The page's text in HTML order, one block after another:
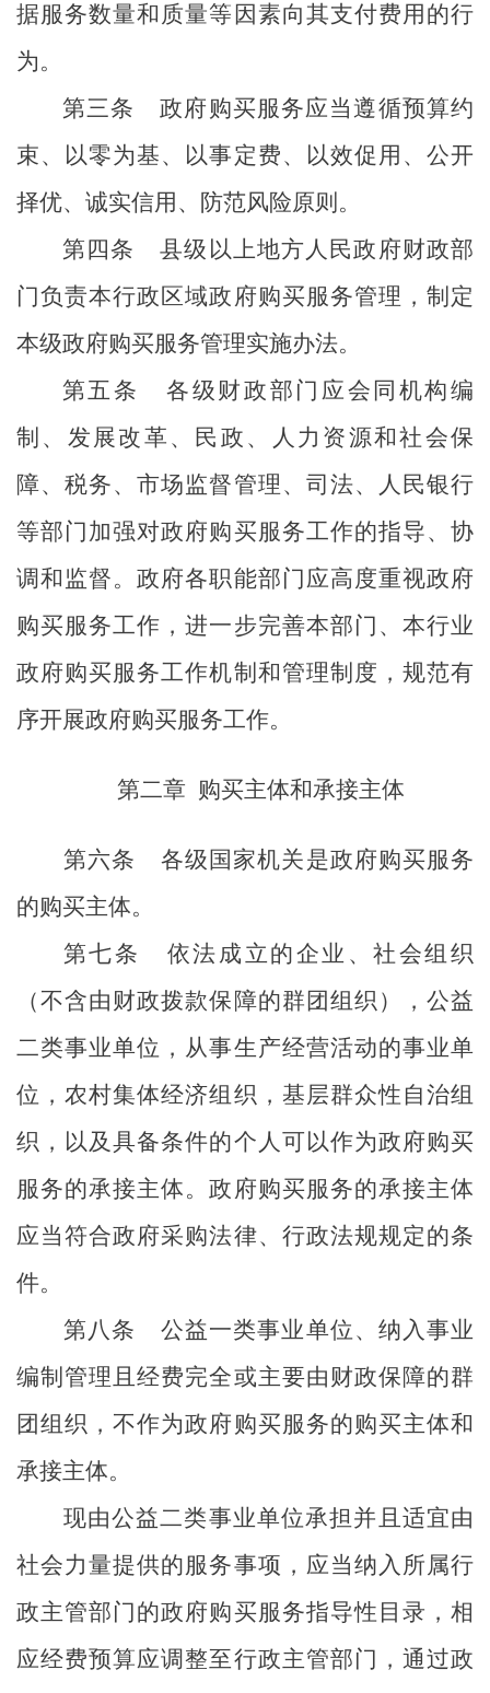
据服务数量和质量等因素向其支付费用的行
为。
第三条
政府购买服务应当遵循预算约
束、以零为基、以事定费、以效促用、公开
择优、诚实信用、防范风险原则。
第四条
县级以上地方人民政府财政部
门负责本行政区域政府购买服务管理，制定
本级政府购买服务管理实施办法。
第五条
各级财政部门应会同机构编
制、发展改革、民政、人力资源和社会保
障、税务、市场监督管理、司法、人民银行
等部门加强对政府购买服务工作的指导、协
调和监督。政府各职能部门应高度重视政府
购买服务工作，进一步完善本部门、本行业
政府购买服务工作机制和管理制度，规范有
序开展政府购买服务工作。
第二章 购买主体和承接主体
第六条
各级国家机关是政府购买服务
的购买主体。
第七条
依法成立的企业、社会组织
（不含由财政拨款保障的群团组织），公益
二类事业单位，从事生产经营活动的事业单
位，农村集体经济组织，基层群众性自治组
织，以及具备条件的个人可以作为政府购买
服务的承接主体。政府购买服务的承接主体
应当符合政府采购法律、行政法规规定的条
件。
第八条
公益一类事业单位、纳入事业
编制管理且经费完全或主要由财政保障的群
团组织，不作为政府购买服务的购买主体和
承接主体。
现由公益二类事业单位承担并且适宜由
社会力量提供的服务事项，应当纳入所属行
政主管部门的政府购买服务指导性目录，相
应经费预算应调整至行政主管部门，通过政